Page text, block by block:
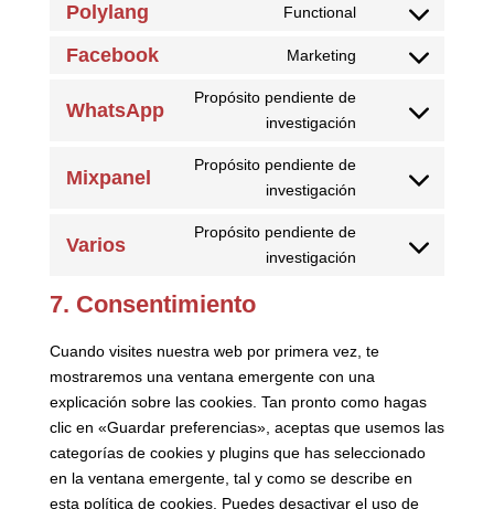
themes)
google-
google-
Polylang Functional
Consent
Facebook Marketing
Consent
service
WhatsApp
Propósito pendiente de
investigación
Consent
service
Mixpanel
Propósito pendiente de
investigación
Consent
service
Varios
Propósito pendiente de
investigación
Consent
7. Consentimiento
Cuando visites nuestra web por primera vez, te
mostraremos una ventana emergente con una
explicación sobre las cookies. Tan pronto como hagas
clic en «Guardar preferencias», aceptas que usemos las
categorías de cookies y plugins que has seleccionado
en la ventana emergente, tal y como se describe en
esta política de cookies. Puedes desactivar el uso de